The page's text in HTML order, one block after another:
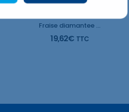
Fraise diamantee Roue
19,62€ TTC